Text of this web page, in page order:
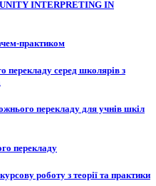
INTERPRETING IN
практиком
перекладу серед школярів з
перекладу для учнів шкіл
перекладу
роботу з теорії та практики